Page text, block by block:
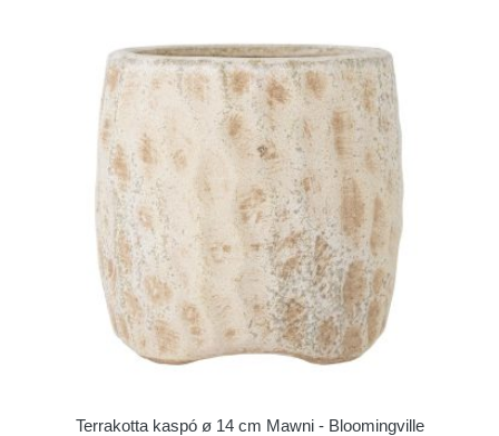
Terrakotta kaspó ø 14 cm Mawni - Bloomingville